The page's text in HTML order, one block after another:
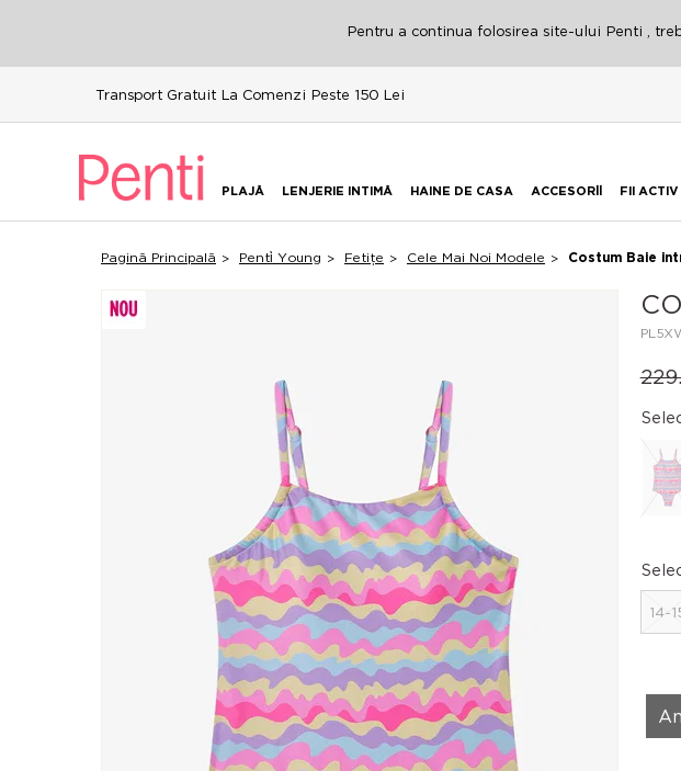
Pentru a continua folosirea site-ului Penti ,
Transport Gratuit La Comenzi Peste 150 Lei
PLAJĂ LENJERIE INTIMĂ HAINE DE CASA ACCESORİİ FII ACTIV
Pagină Principală Penti̇ Young Fetițe Cele Mai Noi Modele Costum Baie
14-